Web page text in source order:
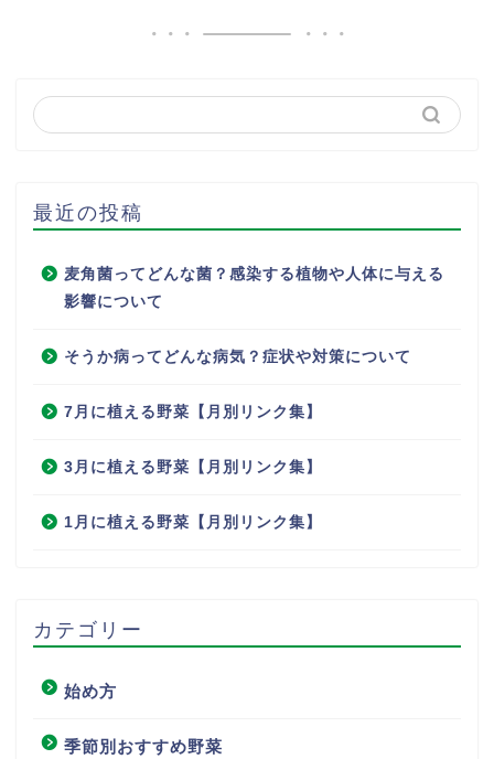
最近の投稿
麦角菌ってどんな菌？感染する植物や人体に与える
影響について
そうか病ってどんな病気？症状や対策について
7月に植える野菜【月別リンク集】
3月に植える野菜【月別リンク集】
1月に植える野菜【月別リンク集】
カテゴリー
始め方
季節別おすすめ野菜